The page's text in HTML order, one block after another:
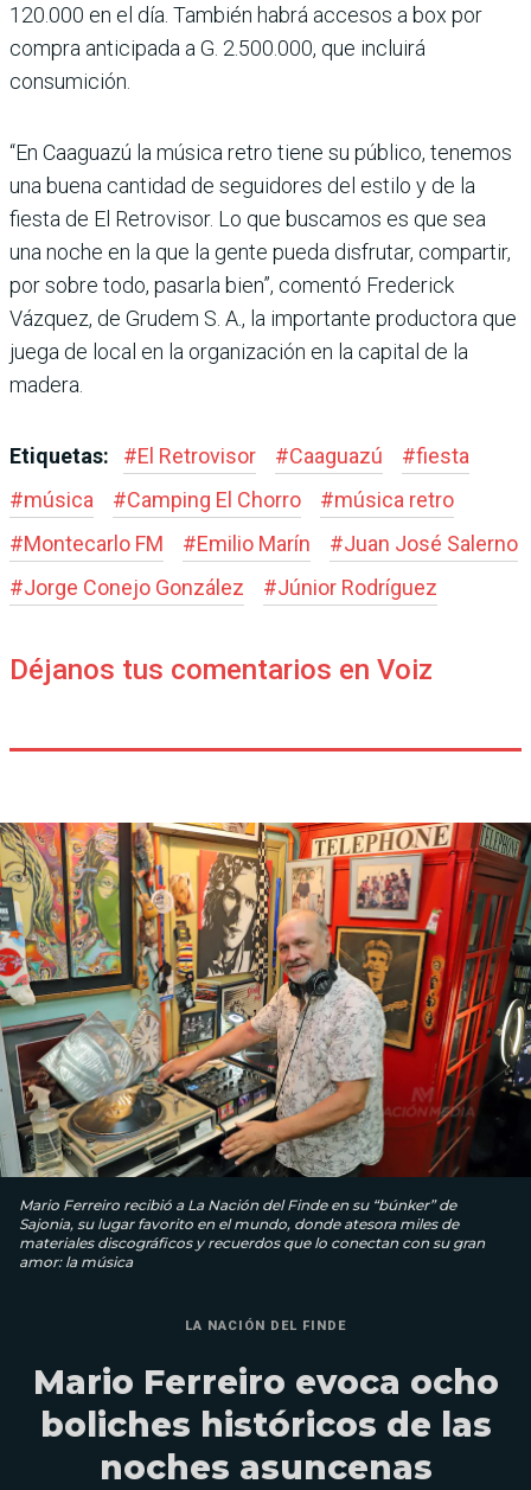
120.000 en el día. También habrá accesos a box por
compra anticipada a G. 2.500.000, que incluirá
consumición.
“En Caaguazú la música retro tiene su público, tenemos
una buena cantidad de seguidores del estilo y de la
fiesta de El Retrovisor. Lo que buscamos es que sea
una noche en la que la gente pueda disfrutar, compartir,
por sobre todo, pasarla bien”, comentó Frederick
Vázquez, de Grudem S. A., la importante productora que
juega de local en la organización en la capital de la
madera.
Etiquetas: #El Retrovisor #Caaguazú #fiesta
#música #Camping El Chorro #música retro
#Montecarlo FM #Emilio Marín #Juan José Salerno
#Jorge Conejo González #Júnior Rodríguez
Déjanos tus comentarios en Voiz
Mario Ferreiro recibió a La Nación del Finde en su “búnker” de
Sajonia, su lugar favorito en el mundo, donde atesora miles de
materiales discográficos y recuerdos que lo conectan con su gran
amor: la música
LA NACIÓN DEL FINDE
Mario Ferreiro evoca ocho
boliches históricos de las
noches asuncenas